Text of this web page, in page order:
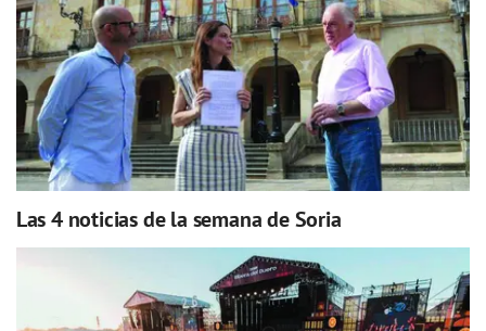
Las 4 noticias de la semana de Soria